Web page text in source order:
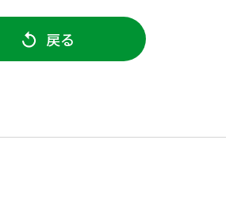
戻る